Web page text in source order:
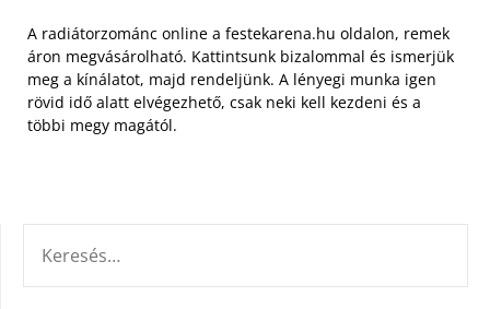
A radiátorzománc online a festekarena.hu oldalon, remek
áron megvásárolható. Kattintsunk bizalommal és ismerjük
meg a kínálatot, majd rendeljünk. A lényegi munka igen
rövid idő alatt elvégezhető, csak neki kell kezdeni és a
többi megy magától.